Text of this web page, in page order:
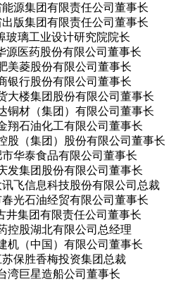
源集团有限责任公司董事长
版集团有限责任公司董事长
璃工业设计研究院院长
医药股份有限公司董事长
美菱股份有限公司董事长
银行股份有限公司董事长
大楼集团股份有限公司董事长
铜材（集团）有限公司董事长
翔石油化工有限公司董事长
股（集团）股份有限公司董事长
华泰食品有限公司董事长
发集团股份有限公司董事长
飞信息科技股份有限公司总裁
光石油经贸有限公司董事长
集团有限责任公司董事长
控股湖北有限公司总经理
机（中国）有限公司董事长
保胜香梅投资集团总裁
湾巨星造船公司董事长